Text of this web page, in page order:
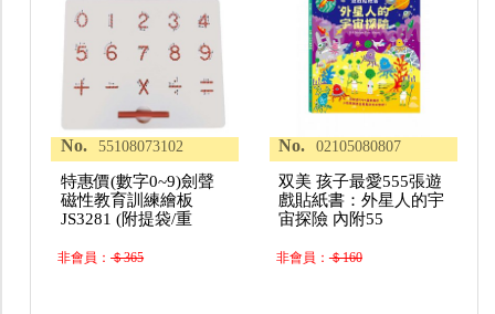
No. 55108073102
特惠價(數字0~9)劍聲
磁性教育訓練繪板
JS3281 (附提袋/重
非會員：＄365
No. 02105080807
双美 孩子最愛555張遊
戲貼紙書：外星人的宇
宙探險 內附55
非會員：＄160